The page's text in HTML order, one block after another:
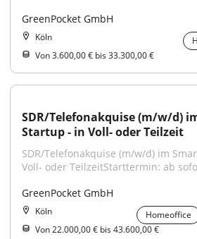
GreenPocket GmbH
Köln
Von 3.600,00 € bis 33.300,00 €
SDR/Telefonakquise (m/w/d)
Startup - in Voll- oder Teilzeit
SDR/Telefonakquise (m/w/d) im
Voll- oder TeilzeitStarttermin: ab
GreenPocket GmbH
Köln Homeoffice
Von 22.000,00 € bis 43.600,00 €